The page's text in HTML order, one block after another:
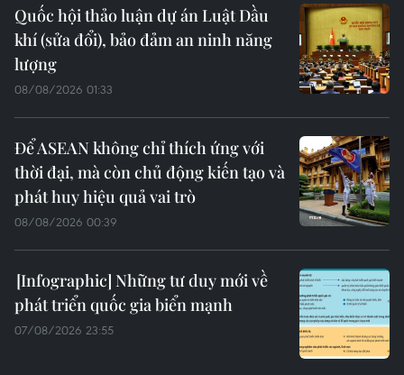
Quốc hội thảo luận dự án Luật Dầu
khí (sửa đổi), bảo đảm an ninh năng
lượng
08/08/2026 01:33
Để ASEAN không chỉ thích ứng với
thời đại, mà còn chủ động kiến tạo và
phát huy hiệu quả vai trò
08/08/2026 00:39
Những tư duy mới về
phát triển quốc gia biển mạnh
07/08/2026 23:55